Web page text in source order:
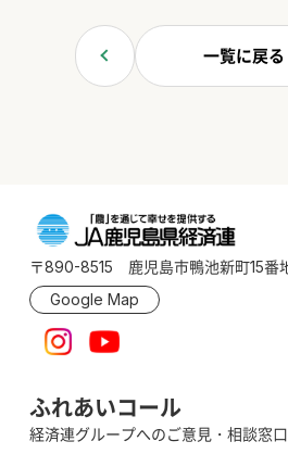
一覧に戻る
〒890-8515 鹿児島市鴨池新町15番
Google Map
ふれあいコール
経済連グループへのご意見・相談窓口